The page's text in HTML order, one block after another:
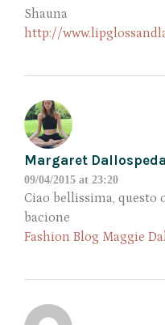
Shauna
http://
Margaret
09/04/2015 at 23:20
Ciao bellissima, questo
bacione
Fashion Blog Maggie